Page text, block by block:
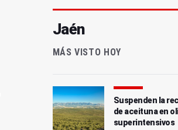
Jaén
MÁS VISTO HOY
Suspenden la
de aceituna en
superintensivos